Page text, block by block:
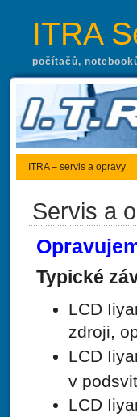
ITRA
počítačů,
ITRA – servis a opravy
Servis a
Typické
LCD
zdroji,
LCD
v
LCD